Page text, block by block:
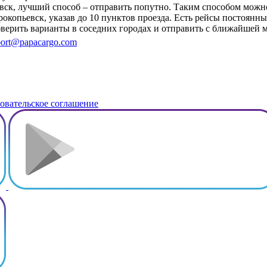
лучший способ – отправить попутно. Таким способом
указав до 10 пунктов проезда. Есть рейсы
варианты в соседних городах и отправить с ближайшей
соглашение